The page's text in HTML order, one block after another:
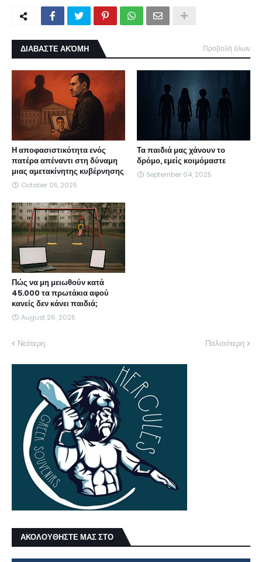
ΔΙΑΒΑΣΤΕ ΑΚΌΜΗ Προβολή όλων
Η αποφασιστικότητα ενός
πατέρα απέναντι στη δύναμη
μιας αμετακίνητης κυβέρνησης
October 05, 2025
Τα παιδιά μας χάνουν το
δρόμο, εμείς κοιμόμαστε
September 04, 2025
Πώς να μη μειωθούν κατά
45.000 τα πρωτάκια αφού
κανείς δεν κάνει παιδιά;
August 26, 2025
Νεότερη Παλαιότερη
ΑΚΟΛΟΥΘΗΣΤΕ ΜΑΣ ΣΤΟ